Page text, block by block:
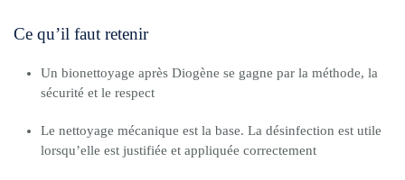
Ce qu’il faut retenir
Un bionettoyage après Diogène se gagne par la méthode, la
sécurité et le respect
Le nettoyage mécanique est la base. La désinfection est utile
lorsqu’elle est justifiée et appliquée correctement